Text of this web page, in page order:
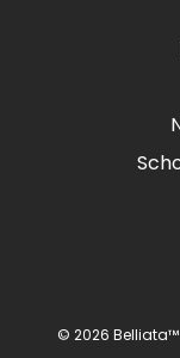
© 2026